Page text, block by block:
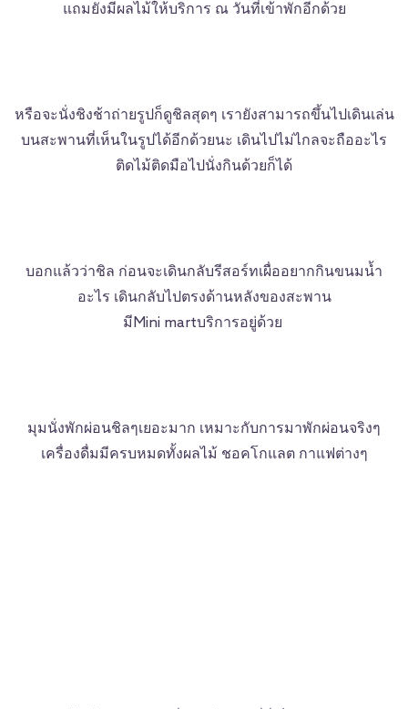
แถมยังมีผลไม้ให้บริการ ณ วันที่เข้าพักอีกด้วย
หรือจะนั่งชิงช้าถ่ายรูปก็ดูชิลสุดๆ เรายังสามารถขึ้นไปเดินเล่น
บนสะพานที่เห็นในรูปได้อีกด้วยนะ เดินไปไม่ไกลจะถืออะไร
ติดไม้ติดมือไปนั่งกินด้วยก็ได้
บอกแล้วว่าชิล ก่อนจะเดินกลับรีสอร์ทเผื่ออยากกินขนมน้ำ
อะไร เดินกลับไปตรงด้านหลังของสะพาน
มีMini martบริการอยู่ด้วย
มุมนั่งพักผ่อนชิลๆเยอะมาก เหมาะกับการมาพักผ่อนจริงๆ
เครื่องดื่มมีครบหมดทั้งผลไม้ ชอคโกแลต กาแฟต่างๆ